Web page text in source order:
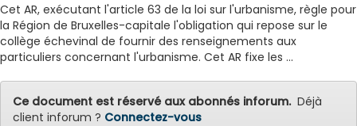
Cet AR, exécutant l'article 63 de la loi sur l'urbanisme, règle pour
la Région de Bruxelles-capitale l'obligation qui repose sur le
collège échevinal de fournir des renseignements aux
particuliers concernant l'urbanisme. Cet AR fixe les ...
Ce document est réservé aux abonnés inforum.Déjà
client inforum ? Connectez-vous